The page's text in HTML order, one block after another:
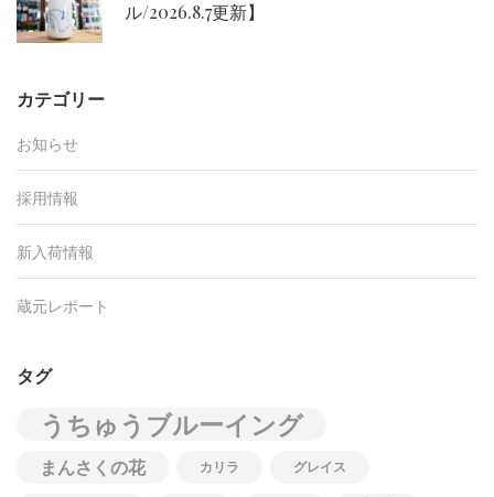
ル/2026.8.7更新】
カテゴリー
お知らせ
採用情報
新入荷情報
蔵元レポート
タグ
うちゅうブルーイング
まんさくの花 カリラ グレイス